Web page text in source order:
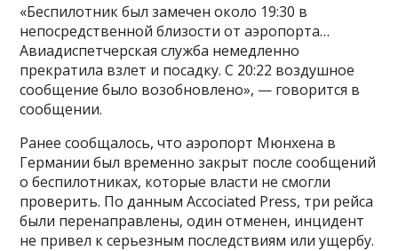
«Беспилотник был замечен около 19:30 в
непосредственной близости от аэропорта…
Авиадиспетчерская служба немедленно
прекратила взлет и посадку. С 20:22 воздушное
сообщение было возобновлено», — говорится в
сообщении.
Ранее сообщалось, что аэропорт Мюнхена в
Германии был временно закрыт после сообщений
о беспилотниках, которые власти не смогли
проверить. По данным Accociated Press, три рейса
были перенаправлены, один отменен, инцидент
не привел к серьезным последствиям или ущербу.